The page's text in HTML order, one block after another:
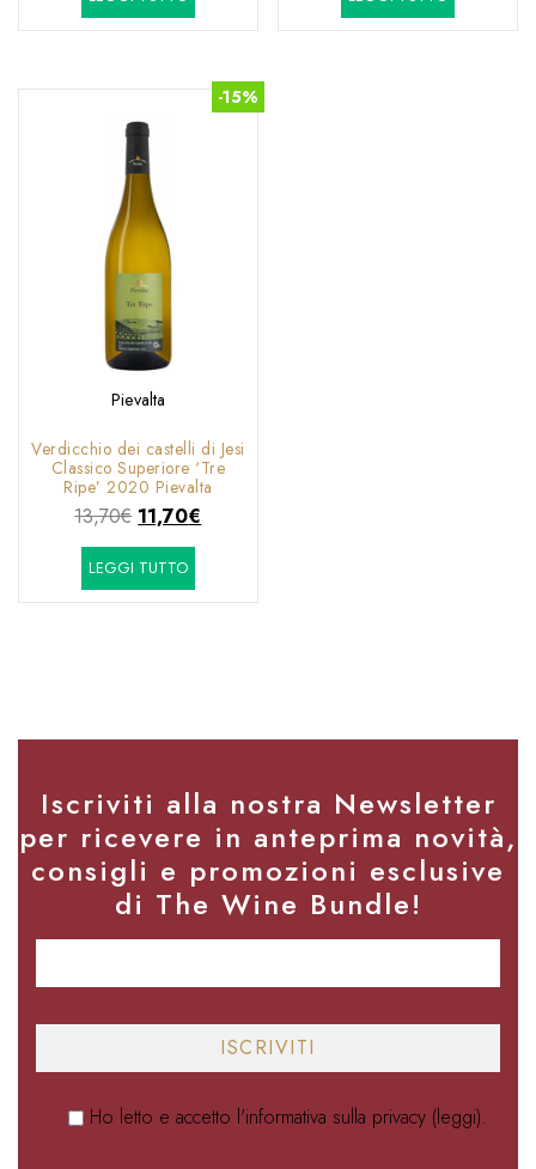
era:
è:
-15%
Pievalta
Verdicchio dei castelli di Jesi
Classico Superiore ‘Tre
Ripe’ 2020 Pievalta
13,70€ Il
prezzo
originale
era:
11,70€
è:
LEGGI TUTTO
Iscriviti alla nostra Newsletter
per ricevere in anteprima novità,
consigli e promozioni esclusive
di The Wine Bundle!
Ho letto e accetto l'informativa sulla privacy (leggi).